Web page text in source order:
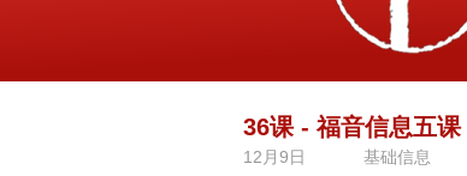
36课 - 福音信息五课
12月9日 基础信息